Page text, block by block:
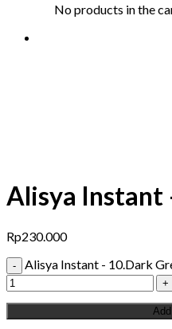
No products in the
Alisya Instant
Rp230.000
Alisya Instant - 10.Dark